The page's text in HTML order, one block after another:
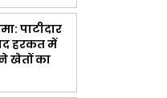
पाटीदार
हरकत में
ने खेतों का